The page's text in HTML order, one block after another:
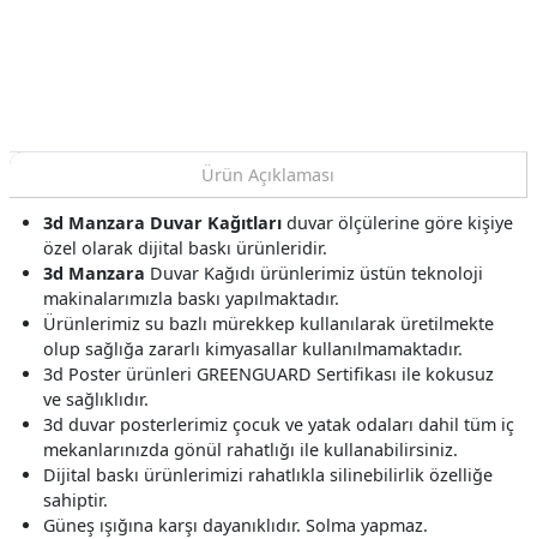
Ürün Açıklaması
3d Manzara Duvar Kağıtları duvar ölçülerine göre kişiye
özel olarak dijital baskı ürünleridir.
3d Manzara Duvar Kağıdı ürünlerimiz üstün teknoloji
makinalarımızla baskı yapılmaktadır.
Ürünlerimiz su bazlı mürekkep kullanılarak üretilmekte
olup sağlığa zararlı kimyasallar kullanılmamaktadır.
3d Poster ürünleri GREENGUARD Sertifikası ile kokusuz
ve sağlıklıdır.
3d duvar posterlerimiz çocuk ve yatak odaları dahil tüm iç
mekanlarınızda gönül rahatlığı ile kullanabilirsiniz.
Dijital baskı ürünlerimizi rahatlıkla silinebilirlik özelliğe
sahiptir.
Güneş ışığına karşı dayanıklıdır. Solma yapmaz.